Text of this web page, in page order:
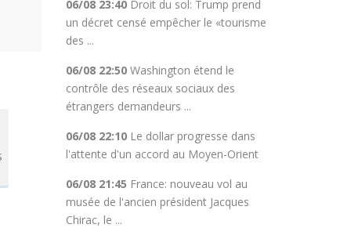
06/08 23:40Droit du sol: Trump prend
un décret censé empêcher le «tourisme
des ...
06/08 22:50Washington étend le
contrôle des réseaux sociaux des
étrangers demandeurs ...
06/08 22:10Le dollar progresse dans
l'attente d'un accord au Moyen-Orient
06/08 21:45 France: nouveau vol au
musée de l'ancien président Jacques
Chirac, le ...